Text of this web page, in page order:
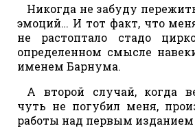
Никогда не забуду
эмоций… И тот факт, что
не растоптало стадо
определенном смысле
именем Барнума.
А второй случай, когда
чуть не погубил меня,
работы над первым изданием